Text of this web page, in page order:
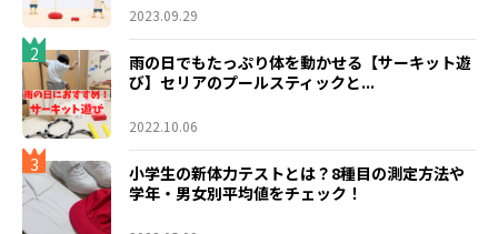
2023.09.29
2
雨の日でもたっぷり体を動かせる【サーキット遊
び】セリアのプールスティックと...
2022.10.06
3
小学生の新体力テストとは？8種目の測定方法や
学年・男女別平均値をチェック！